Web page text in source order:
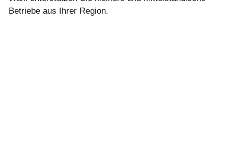
Betriebe aus Ihrer Region.